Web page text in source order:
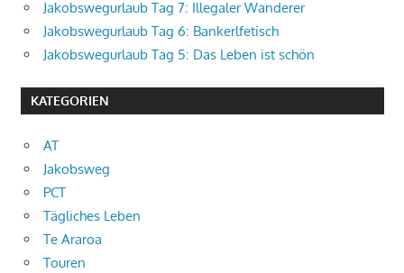
Jakobswegurlaub Tag 7: Illegaler Wanderer
Jakobswegurlaub Tag 6: Bankerlfetisch
Jakobswegurlaub Tag 5: Das Leben ist schön
KATEGORIEN
AT
Jakobsweg
PCT
Tägliches Leben
Te Araroa
Touren